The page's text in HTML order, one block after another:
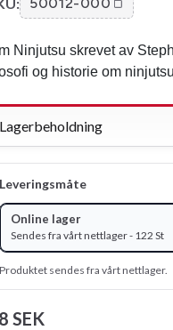
Ninjutsu skrevet av
og historie om
Lagerbeholdning
Leveringsmåte
Online lager
Sendes fra vårt nettlager - 122 St
Produktet sendes fra vårt nettlager.
SEK